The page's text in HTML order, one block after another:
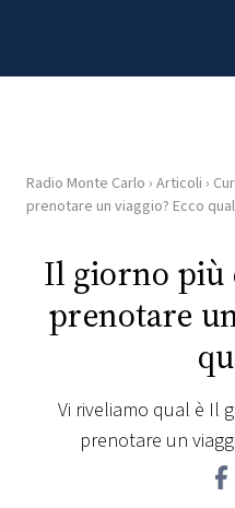
HOME
RADIO
WEB
RADIO
PLAYLIST
Radio Monte Carlo › Articoli ›
prenotare un viaggio? Ecco
Il giorno più
prenotare
Vi riveliamo qual è Il
prenotare un